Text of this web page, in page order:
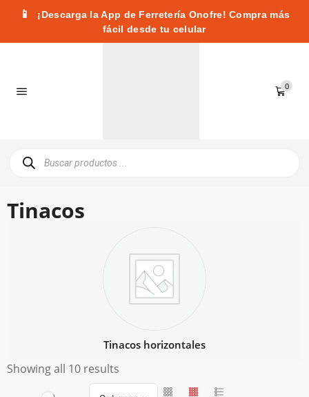
📱
¡Descarga la App de Ferretería Onofre! Compra más
fácil desde tu celular
0
Tinacos
Tinacos horizontales
Showing all 10 results